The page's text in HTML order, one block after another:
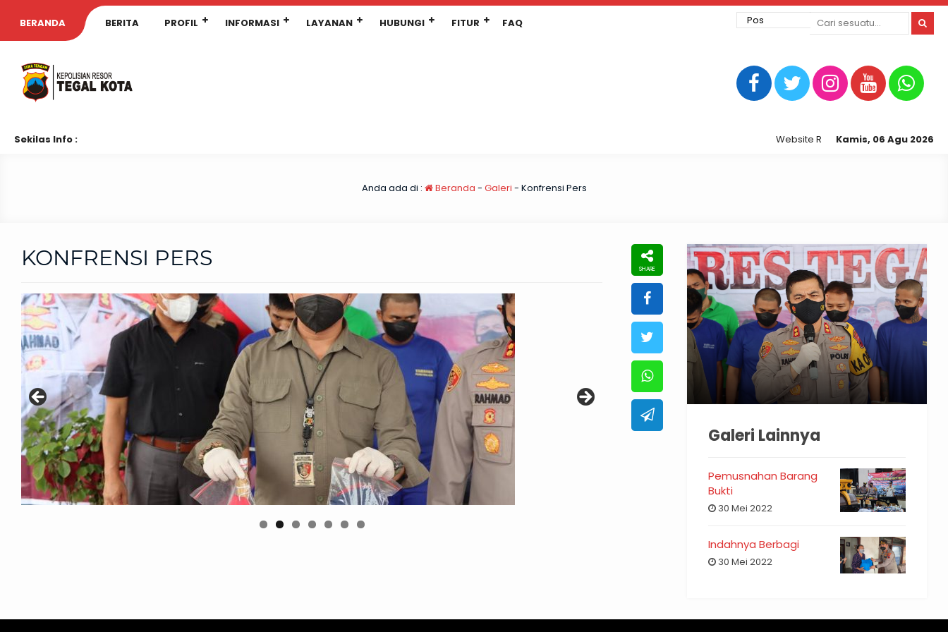
BERANDA BERITA PROFIL INFORMASI LAYANAN HUBUNGI FITUR FAQ
Sekilas Info : Kamis, 06 Agu 2026
Website Resmi Kepolisian Resor Tegal
Anda ada di : Beranda - Galeri - Konfrensi Pers
KONFRENSI PERS
Galeri Lainnya
Pemusnahan Barang
Bukti
30 Mei 2022
Indahnya Berbagi
30 Mei 2022